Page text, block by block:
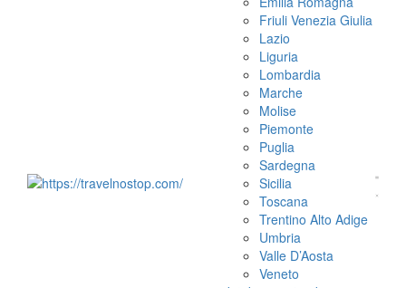
Friuli Venezia Giulia
Lazio
Liguria
Lombardia
Marche
Molise
Piemonte
Puglia
Sardegna
Sicilia
Toscana
Trentino Alto Adige
Umbria
Valle D’Aosta
Veneto